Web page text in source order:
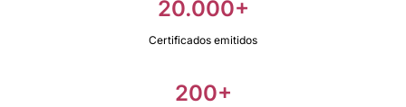
20.000+
Certificados emitidos
200+